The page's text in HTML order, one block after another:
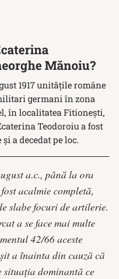
Mănoiu?
1917 unitățile române
germani în zona
în localitatea Fitioneşti,
Teodoroiu a fost
a decedat pe loc.
a.c., până la ora
acalmie completă,
slabe focuri de artilerie.
a se face mai multe
42/66 aceste
a înainta din cauză că
dominantă ce